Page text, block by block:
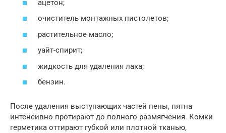
ацетон;
очиститель монтажных пистолетов;
растительное масло;
уайт-спирит;
жидкость для удаления лака;
бензин.
После удаления выступающих частей пены, пятна
интенсивно протирают до полного размягчения. Комки
герметика оттирают губкой или плотной тканью,